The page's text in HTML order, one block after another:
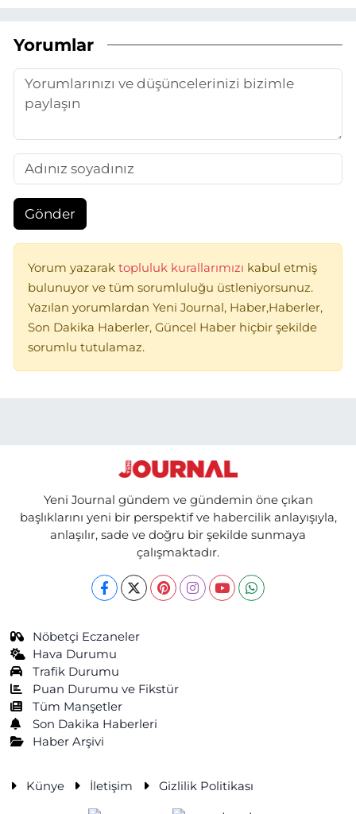
Yorumlar
Gönder
Yorum yazarak topluluk kurallarımızı kabul etmiş
bulunuyor ve tüm sorumluluğu üstleniyorsunuz.
Yazılan yorumlardan Yeni Journal, Haber,Haberler,
Son Dakika Haberler, Güncel Haber hiçbir şekilde
sorumlu tutulamaz.
Yeni Journal gündem ve gündemin öne çıkan
başlıklarını yeni bir perspektif ve habercilik anlayışıyla,
anlaşılır, sade ve doğru bir şekilde sunmaya
çalışmaktadır.
Nöbetçi Eczaneler
Hava Durumu
Trafik Durumu
Puan Durumu ve Fikstür
Tüm Manşetler
Son Dakika Haberleri
Haber Arşivi
Künye İletişim Gizlilik Politikası